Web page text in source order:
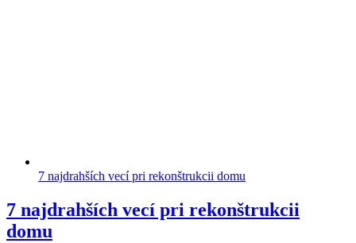
7 najdrahších vecí pri rekonštrukcii domu
7 najdrahších vecí pri rekonštrukcii
domu